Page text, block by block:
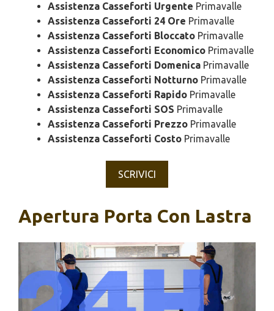
Assistenza Casseforti Urgente Primavalle
Assistenza Casseforti 24 Ore Primavalle
Assistenza Casseforti Bloccato Primavalle
Assistenza Casseforti Economico Primavalle
Assistenza Casseforti Domenica Primavalle
Assistenza Casseforti Notturno Primavalle
Assistenza Casseforti Rapido Primavalle
Assistenza Casseforti SOS Primavalle
Assistenza Casseforti Prezzo Primavalle
Assistenza Casseforti Costo Primavalle
SCRIVICI
Apertura Porta Con Lastra